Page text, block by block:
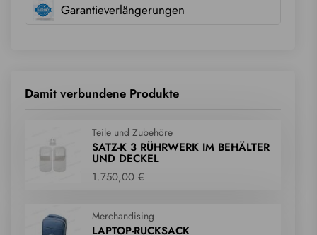
Garantieverlängerungen
Damit verbundene Produkte
Teile und Zubehöre
SATZ-K 3 RÜHRWERK IM BEHÄLTER
UND DECKEL
1.750,00 €
Merchandising
LAPTOP-RUCKSACK